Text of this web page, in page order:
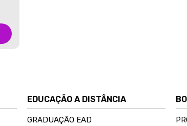
EDUCAÇÃO A DISTÂNCIA
GRADUAÇÃO EAD